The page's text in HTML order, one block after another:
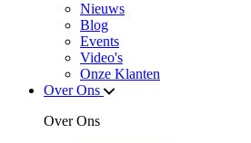
Nieuws
Blog
Events
Video's
Onze Klanten
Over Ons
Over Ons